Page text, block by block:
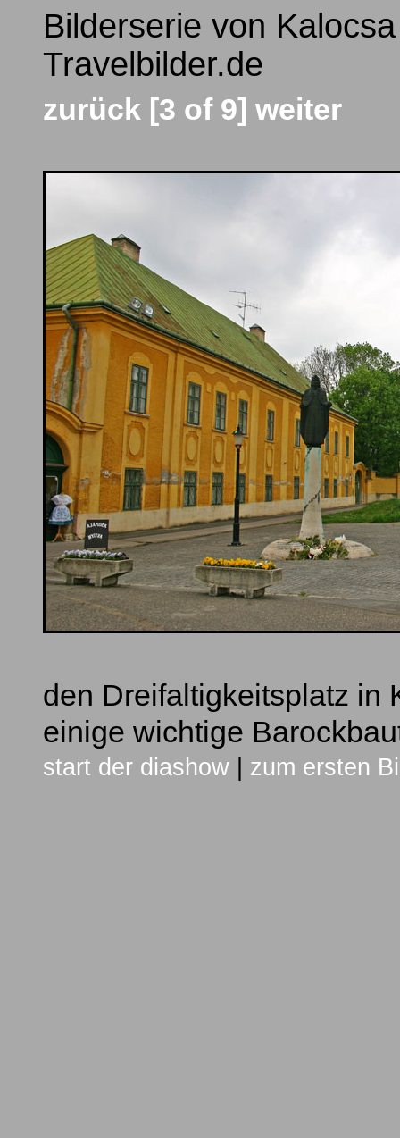
Bilderserie von
Travelbilder.de
zurück [3 of 9] weiter
den Dreifaltigkeitsplatz
einige wichtige
start der diashow zum ersten